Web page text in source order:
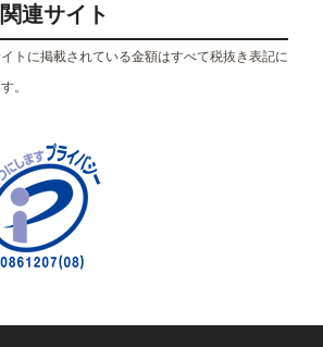
関連サイト
トに掲載されている金額はすべて税抜き表記に
。